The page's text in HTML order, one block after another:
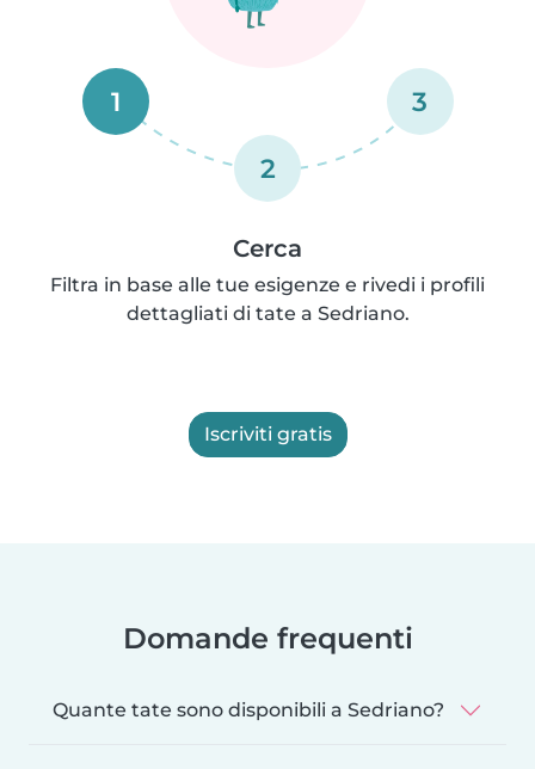
1
2
3
Cerca
Filtra in base alle tue esigenze e rivedi i profili
dettagliati di tate a Sedriano.
Iscriviti gratis
Domande frequenti
Quante tate sono disponibili a Sedriano?